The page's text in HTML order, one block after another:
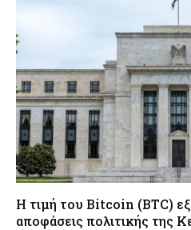
Η τιμή του Bitcoin (BTC)
αποφάσεις πολιτικής της